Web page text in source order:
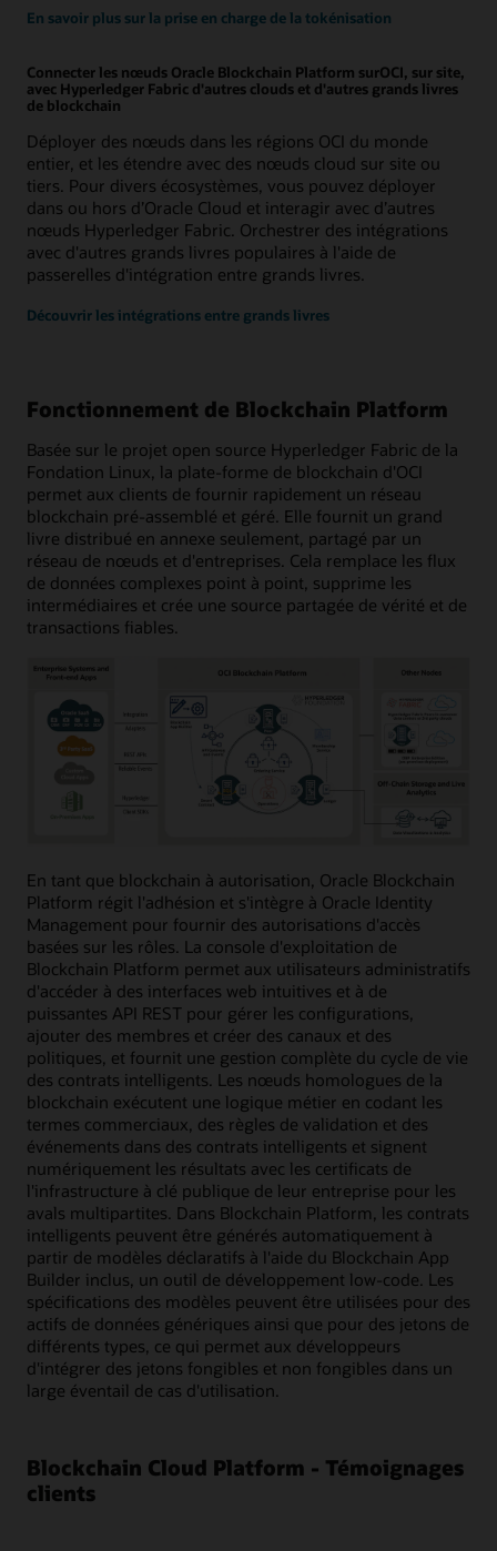
En savoir plus sur la prise en charge de la tokénisation
Connecter les nœuds Oracle Blockchain Platform surOCI, sur site,
avec Hyperledger Fabric d'autres clouds et d'autres grands livres
de blockchain
Déployer des nœuds dans les régions OCI du monde
entier, et les étendre avec des nœuds cloud sur site ou
tiers. Pour divers écosystèmes, vous pouvez déployer
dans ou hors d’Oracle Cloud et interagir avec d’autres
nœuds Hyperledger Fabric. Orchestrer des intégrations
avec d'autres grands livres populaires à l'aide de
passerelles d'intégration entre grands livres.
Découvrir les intégrations entre grands livres
Fonctionnement de Blockchain Platform
Basée sur le projet open source Hyperledger Fabric de la
Fondation Linux, la plate-forme de blockchain d'OCI
permet aux clients de fournir rapidement un réseau
blockchain pré-assemblé et géré. Elle fournit un grand
livre distribué en annexe seulement, partagé par un
réseau de nœuds et d'entreprises. Cela remplace les flux
de données complexes point à point, supprime les
intermédiaires et crée une source partagée de vérité et de
transactions fiables.
En tant que blockchain à autorisation, Oracle Blockchain
Platform régit l'adhésion et s'intègre à Oracle Identity
Management pour fournir des autorisations d'accès
basées sur les rôles. La console d'exploitation de
Blockchain Platform permet aux utilisateurs administratifs
d'accéder à des interfaces web intuitives et à de
puissantes API REST pour gérer les configurations,
ajouter des membres et créer des canaux et des
politiques, et fournit une gestion complète du cycle de vie
des contrats intelligents. Les nœuds homologues de la
blockchain exécutent une logique métier en codant les
termes commerciaux, des règles de validation et des
événements dans des contrats intelligents et signent
numériquement les résultats avec les certificats de
l'infrastructure à clé publique de leur entreprise pour les
avals multipartites. Dans Blockchain Platform, les contrats
intelligents peuvent être générés automatiquement à
partir de modèles déclaratifs à l'aide du Blockchain App
Builder inclus, un outil de développement low-code. Les
spécifications des modèles peuvent être utilisées pour des
actifs de données génériques ainsi que pour des jetons de
différents types, ce qui permet aux développeurs
d'intégrer des jetons fongibles et non fongibles dans un
large éventail de cas d'utilisation.
Blockchain Cloud Platform - Témoignages
clients